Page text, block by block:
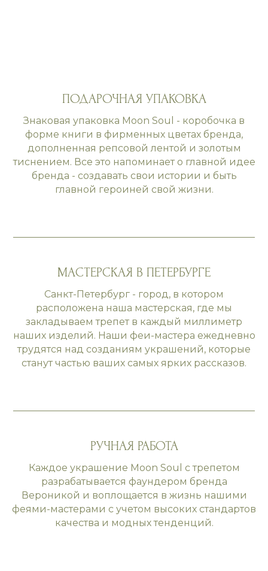
ПОДАРОЧНАЯ УПАКОВКА
Знаковая упаковка Moon Soul - коробочка в
форме книги в фирменных цветах бренда,
дополненная репсовой лентой и золотым
тиснением. Все это напоминает о главной идее
бренда - создавать свои истории и быть
главной героиней свой жизни.
МАСТЕРСКАЯ В ПЕТЕРБУРГЕ
Санкт-Петербург - город, в котором
расположена наша мастерская, где мы
закладываем трепет в каждый миллиметр
наших изделий. Наши феи-мастера ежедневно
трудятся над созданиям украшений, которые
станут частью ваших самых ярких рассказов.
РУЧНАЯ РАБОТА
Каждое украшение Moon Soul с трепетом
разрабатывается фаундером бренда
Вероникой и воплощается в жизнь нашими
феями-мастерами с учетом высоких стандартов
качества и модных тенденций.